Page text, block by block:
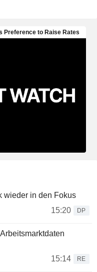
wieder in den Fokus
15:20
DP
15:14
RE